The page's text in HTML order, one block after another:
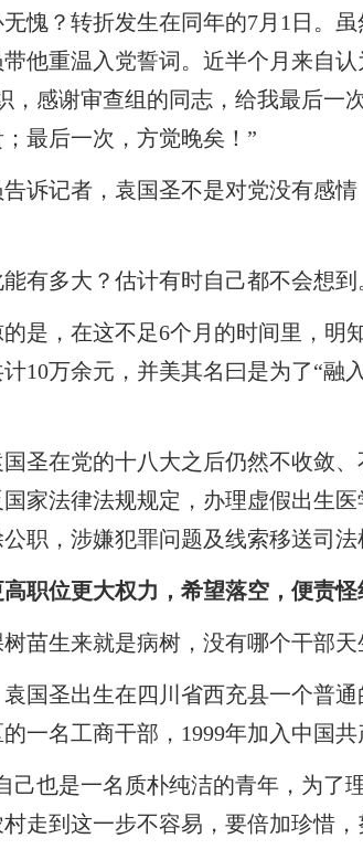
愧？转折发生在同年的7月1日。
他重温入党誓词。近半个月来自
，感谢审查组的同志，给我最后一
最后一次，方觉晚矣！”
诉记者，袁国圣不是对党没有感
能有多大？估计有时自己都不会想
是，在这不足6个月的时间里，明
10万余元，并美其名曰是为了“融
圣在党的十八大之后仍然不收敛
家法律法规规定，办理虚假出生
职，涉嫌犯罪问题及线索移送司法
职位更大权力，希望落空，便责
苗生来就是病树，没有哪个干部天
袁国圣出生在四川省西充县一个普
一名工商干部，1999年加入中国共
己也是一名质朴纯洁的青年，为了
走到这一步不容易，要倍加珍惜